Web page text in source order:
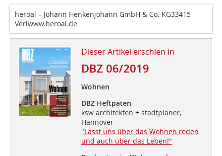
heroal – Johann Henkenjohann GmbH & Co. KG33415
Verlwww.heroal.de
Dieser Artikel erschien in
DBZ 06/2019
Wohnen
DBZ Heftpaten
ksw architekten + stadtplaner,
Hannover
"Lasst uns über das Wohnen reden
und auch über das Leben!"